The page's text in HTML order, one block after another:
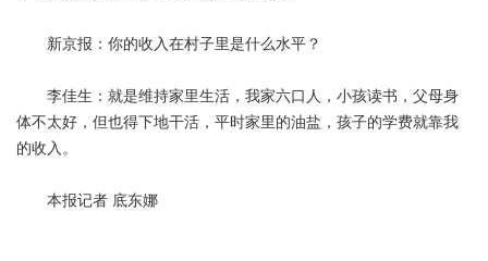
新京报：你的收入在村子里是什么水平？
李佳生：就是维持家里生活，我家六口人，小孩读书，父母身
体不太好，但也得下地干活，平时家里的油盐，孩子的学费就靠我
的收入。
本报记者 底东娜